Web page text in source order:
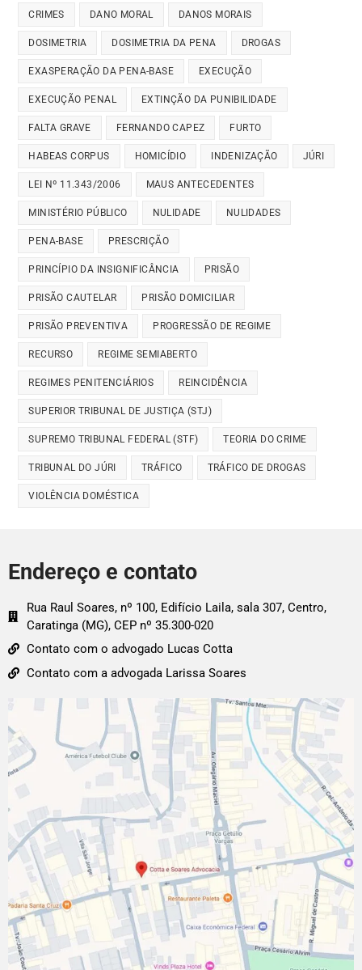
CRIMES DANO MORAL DANOS MORAIS
DOSIMETRIA DOSIMETRIA DA PENA DROGAS
EXASPERAÇÃO DA PENA-BASE EXECUÇÃO
EXECUÇÃO PENAL EXTINÇÃO DA PUNIBILIDADE
FALTA GRAVE FERNANDO CAPEZ FURTO
HABEAS CORPUS HOMICÍDIO INDENIZAÇÃO JÚRI
LEI Nº 11.343/2006 MAUS ANTECEDENTES
MINISTÉRIO PÚBLICO NULIDADE NULIDADES
PENA-BASE PRESCRIÇÃO
PRINCÍPIO DA INSIGNIFICÂNCIA PRISÃO
PRISÃO CAUTELAR PRISÃO DOMICILIAR
PRISÃO PREVENTIVA PROGRESSÃO DE REGIME
RECURSO REGIME SEMIABERTO
REGIMES PENITENCIÁRIOS REINCIDÊNCIA
SUPERIOR TRIBUNAL DE JUSTIÇA (STJ)
SUPREMO TRIBUNAL FEDERAL (STF) TEORIA DO CRIME
TRIBUNAL DO JÚRI TRÁFICO TRÁFICO DE DROGAS
VIOLÊNCIA DOMÉSTICA
Endereço e contato
Rua Raul Soares, nº 100, Edifício Laila, sala 307, Centro,
Caratinga (MG), CEP nº 35.300-020
Contato com o advogado Lucas Cotta
Contato com a advogada Larissa Soares